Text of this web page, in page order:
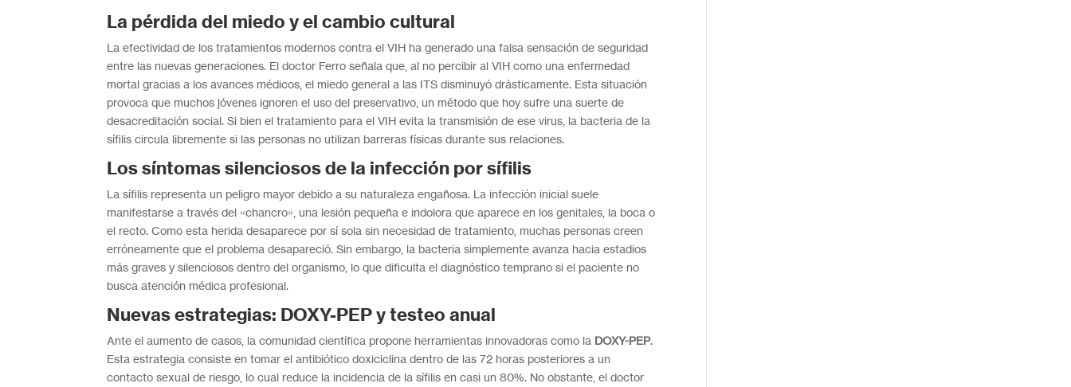
La pérdida del miedo y el cambio cultural
La efectividad de los tratamientos modernos contra el VIH ha generado una falsa sensación de seguridad
entre las nuevas generaciones. El doctor Ferro señala que, al no percibir al VIH como una enfermedad
mortal gracias a los avances médicos, el miedo general a las ITS disminuyó drásticamente. Esta situación
provoca que muchos jóvenes ignoren el uso del preservativo, un método que hoy sufre una suerte de
desacreditación social. Si bien el tratamiento para el VIH evita la transmisión de ese virus, la bacteria de la
sífilis circula libremente si las personas no utilizan barreras físicas durante sus relaciones.
Los síntomas silenciosos de la infección por sífilis
La sífilis representa un peligro mayor debido a su naturaleza engañosa. La infección inicial suele
manifestarse a través del «chancro», una lesión pequeña e indolora que aparece en los genitales, la boca o
el recto. Como esta herida desaparece por sí sola sin necesidad de tratamiento, muchas personas creen
erróneamente que el problema desapareció. Sin embargo, la bacteria simplemente avanza hacia estadios
más graves y silenciosos dentro del organismo, lo que dificulta el diagnóstico temprano si el paciente no
busca atención médica profesional.
Nuevas estrategias: DOXY-PEP y testeo anual
Ante el aumento de casos, la comunidad científica propone herramientas innovadoras como la DOXY-PEP.
Esta estrategia consiste en tomar el antibiótico doxiciclina dentro de las 72 horas posteriores a un
contacto sexual de riesgo, lo cual reduce la incidencia de la sífilis en casi un 80%. No obstante, el doctor